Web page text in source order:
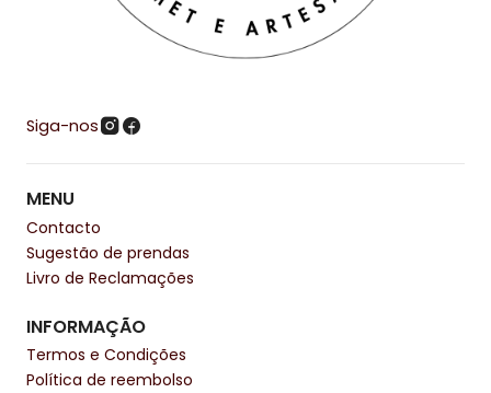
Siga-nos
MENU
Contacto
Sugestão de prendas
Livro de Reclamações
INFORMAÇÃO
Termos e Condições
Política de reembolso